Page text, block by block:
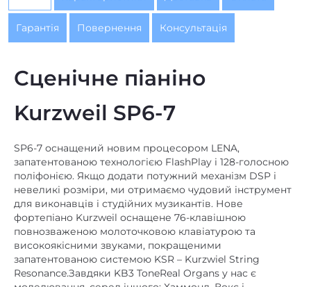
Сценічне піаніно
Kurzweil SP6-7
SP6-7 оснащений новим процесором LENA,
поліфонією. Якщо додати потужний механізм DSP і
невеликі розміри, ми отримаємо чудовий інструмент
для виконавців і студійних музикантів. Нове
фортепіано Kurzweil оснащене 76-клавішною
повнозваженою молоточковою клавіатурою та
високоякісними звуками, покращеними
запатентованою системою KSR – Kurzwiel String
Resonance.Завдяки KB3 ToneReal Organs у нас є
моделювання, серед іншого: Хаммонд, Вокс і
Фарфіса. SP6 містить 256 заводських налаштувань,
розділених на 10 категорій інструментів. Природно,